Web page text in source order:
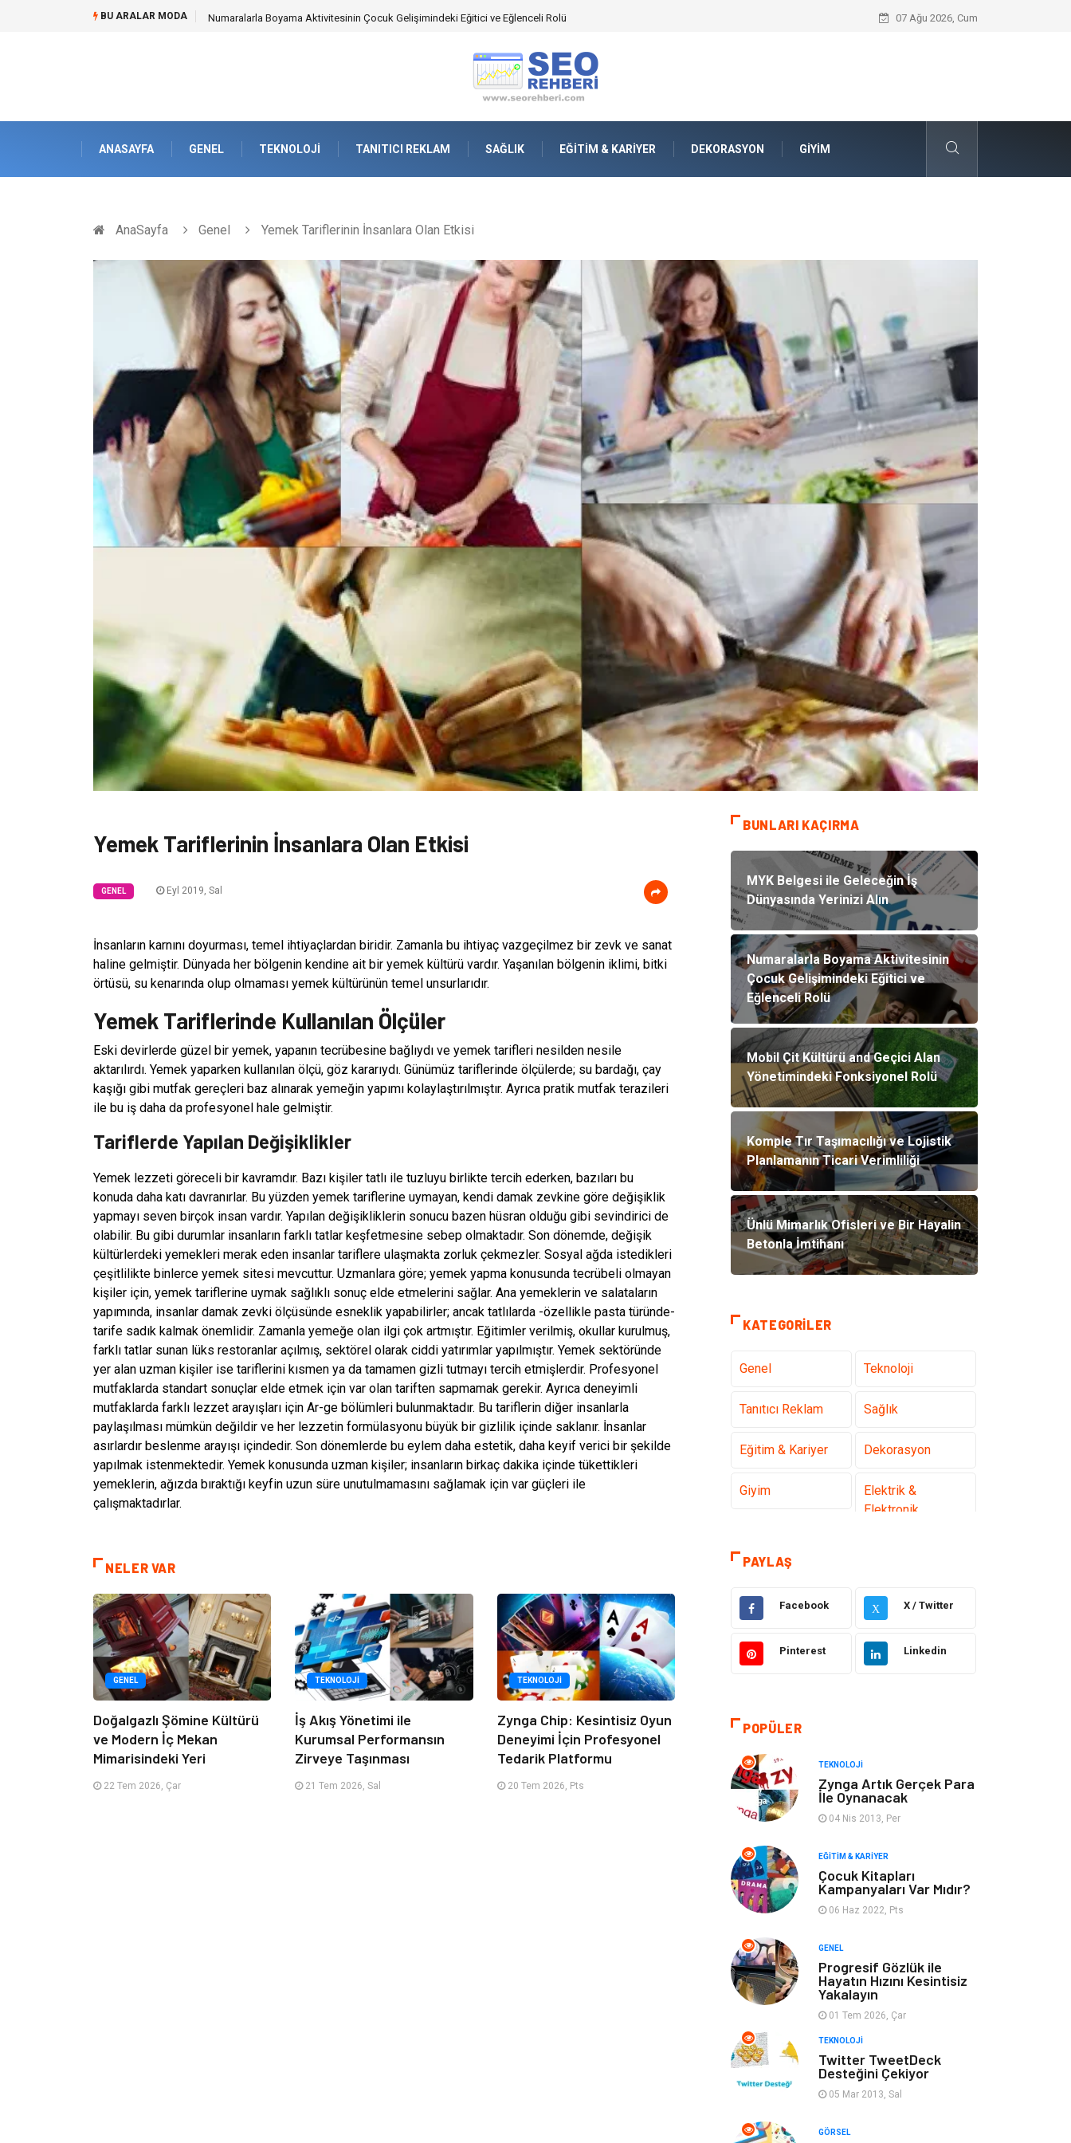
BU ARALAR MODA Mobil Çit Kültürü and Geçici Alan Yönetimindeki Fonksiyonel Rolü Komple Tır Taşımacılığı ve Lojistik
07 Ağu 2026, Cum
ANASAYFA GENEL TEKNOLOJI TANITICI REKLAM SAĞLIK EĞITIM & KARIYER DEKORASYON GIYIM
AnaSayfa Genel Yemek Tariflerinin İnsanlara Olan Etkisi
Yemek Tariflerinin İnsanlara Olan Etkisi
GENEL Eyl 2019, Sal
İnsanların karnını doyurması, temel ihtiyaçlardan biridir. Zamanla bu ihtiyaç vazgeçilmez bir zevk ve sanat
haline gelmiştir. Dünyada her bölgenin kendine ait bir yemek kültürü vardır. Yaşanılan bölgenin iklimi, bitki
örtüsü, su kenarında olup olmaması yemek kültürünün temel unsurlarıdır.
Yemek Tariflerinde Kullanılan Ölçüler
Eski devirlerde güzel bir yemek, yapanın tecrübesine bağlıydı ve yemek tarifleri nesilden nesile
aktarılırdı. Yemek yaparken kullanılan ölçü, göz kararıydı. Günümüz tariflerinde ölçülerde; su bardağı, çay
kaşığı gibi mutfak gereçleri baz alınarak yemeğin yapımı kolaylaştırılmıştır. Ayrıca pratik mutfak terazileri
ile bu iş daha da profesyonel hale gelmiştir.
Tariflerde Yapılan Değişiklikler
Yemek lezzeti göreceli bir kavramdır. Bazı kişiler tatlı ile tuzluyu birlikte tercih ederken, bazıları bu
konuda daha katı davranırlar. Bu yüzden yemek tariflerine uymayan, kendi damak zevkine göre değişiklik
yapmayı seven birçok insan vardır. Yapılan değişikliklerin sonucu bazen hüsran olduğu gibi sevindirici de
olabilir. Bu gibi durumlar insanların farklı tatlar keşfetmesine sebep olmaktadır. Son dönemde, değişik
kültürlerdeki yemekleri merak eden insanlar tariflere ulaşmakta zorluk çekmezler. Sosyal ağda istedikleri
çeşitlilikte binlerce yemek sitesi mevcuttur. Uzmanlara göre; yemek yapma konusunda tecrübeli olmayan
kişiler için, yemek tariflerine uymak sağlıklı sonuç elde etmelerini sağlar. Ana yemeklerin ve salataların
yapımında, insanlar damak zevki ölçüsünde esneklik yapabilirler; ancak tatlılarda -özellikle pasta türünde-
tarife sadık kalmak önemlidir. Zamanla yemeğe olan ilgi çok artmıştır. Eğitimler verilmiş, okullar kurulmuş,
farklı tatlar sunan lüks restoranlar açılmış, sektörel olarak ciddi yatırımlar yapılmıştır. Yemek sektöründe
yer alan uzman kişiler ise tariflerini kısmen ya da tamamen gizli tutmayı tercih etmişlerdir. Profesyonel
mutfaklarda standart sonuçlar elde etmek için var olan tariften sapmamak gerekir. Ayrıca deneyimli
mutfaklarda farklı lezzet arayışları için Ar-ge bölümleri bulunmaktadır. Bu tariflerin diğer insanlarla
paylaşılması mümkün değildir ve her lezzetin formülasyonu büyük bir gizlilik içinde saklanır. İnsanlar
asırlardır beslenme arayışı içindedir. Son dönemlerde bu eylem daha estetik, daha keyif verici bir şekilde
yapılmak istenmektedir. Yemek konusunda uzman kişiler; insanların birkaç dakika içinde tükettikleri
yemeklerin, ağızda bıraktığı keyfin uzun süre unutulmamasını sağlamak için var güçleri ile
çalışmaktadırlar.
NELER VAR
GENEL
Doğalgazlı Şömine Kültürü
ve Modern İç Mekan
Mimarisindeki Yeri
22 Tem 2026, Çar
TEKNOLOJI
İş Akış Yönetimi ile
Kurumsal Performansın
Zirveye Taşınması
21 Tem 2026, Sal
TEKNOLOJI
Zynga Chip: Kesintisiz Oyun
Deneyimi İçin Profesyonel
Tedarik Platformu
20 Tem 2026, Pts
BUNLARI KAÇIRMA
MYK Belgesi ile Geleceğin İş
Dünyasında Yerinizi Alın
Numaralarla Boyama Aktivitesinin
Çocuk Gelişimindeki Eğitici ve
Eğlenceli Rolü
Mobil Çit Kültürü and Geçici Alan
Yönetimindeki Fonksiyonel Rolü
Komple Tır Taşımacılığı ve Lojistik
Planlamanın Ticari Verimliliği
Ünlü Mimarlık Ofisleri ve Bir Hayalin
Betonla İmtihanı
KATEGORILER
Genel Teknoloji
Tanıtıcı Reklam Sağlık
Eğitim & Kariyer Dekorasyon
Giyim
Elektrik &
Elektronik
Gıda
Mobilya
Optimizasyonu
Domain Seo Nedir
Makaleler Bebek Giyim
Hosting
Programlama Algoritma
Kurumsal
Kültür
PAYLAŞ
Facebook X X / Twitter
Pinterest Linkedin
POPÜLER
TEKNOLOJI
Zynga Artık Gerçek Para
İle Oynanacak
04 Nis 2013, Per
EĞITIM & KARIYER
Çocuk Kitapları
Kampanyaları Var Mıdır?
06 Haz 2022, Pts
GENEL
Progresif Gözlük ile
Hayatın Hızını Kesintisiz
Yakalayın
01 Tem 2026, Çar
TEKNOLOJI
Twitter TweetDeck
Desteğini Çekiyor
05 Mar 2013, Sal
GÖRSEL